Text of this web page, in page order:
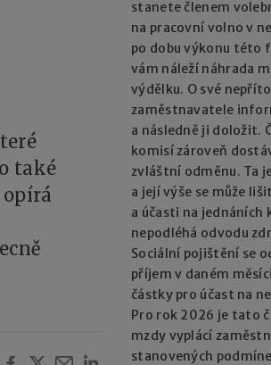
také
stanete členem
na pracovní volno v
po dobu výkonu této
vám náleží náhrada
výdělku. O své
zaměstnavatele
a následně ji doložit.
komisí zároveň
zvláštní odměnu. Ta
a její výše se může
a účasti na jednáních
nepodléhá odvodu
Sociální pojištění se
příjem v daném
částky pro účast na
Pro rok 2026 je tato
mzdy vyplácí
stanovených